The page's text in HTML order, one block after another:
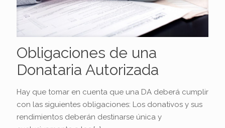
Obligaciones de una
Donataria Autorizada
Hay que tomar en cuenta que una DA deberá cumplir
con las siguientes obligaciones: Los donativos y sus
rendimientos deberán destinarse única y